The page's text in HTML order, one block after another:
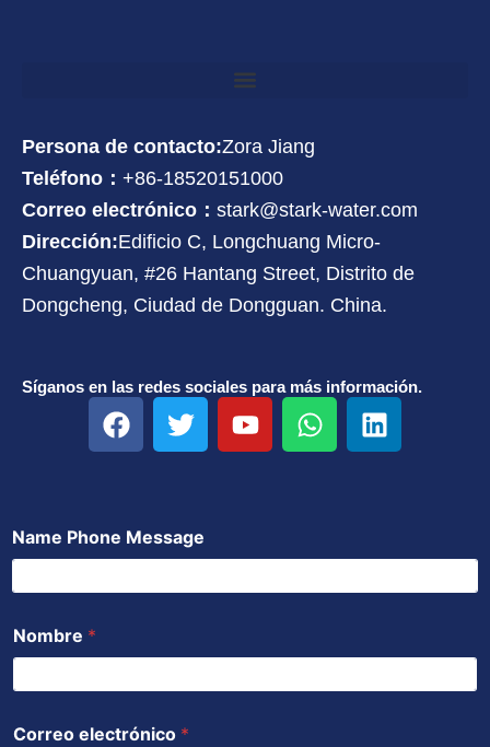
Persona de contacto:Zora Jiang
Teléfono： +86-18520151000
Correo electrónico： stark@stark-water.com
Dirección:Edificio C, Longchuang Micro-
Chuangyuan, #26 Hantang Street, Distrito de
Dongcheng, Ciudad de Dongguan. China.
Síganos en las redes sociales para más información.
F
a
o
k
T
w
e
Y
o
W
h
p
L
i
n
Name Phone Message
Nombre *
Correo electrónico *